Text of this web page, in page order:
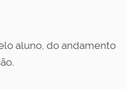
aluno, do andamento